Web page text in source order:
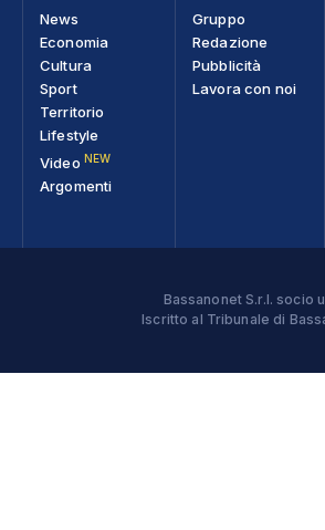
News
Economia
Cultura
Sport
Territorio
Lifestyle
Video NEW
Argomenti
Gruppo
Redazione
Pubblicità
Lavora con noi
Bassanonet S.r.l. socio
Iscritto al Tribunale di